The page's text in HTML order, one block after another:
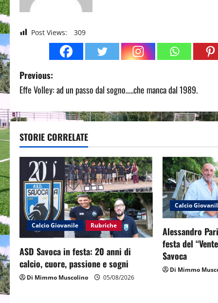
Post Views: 309
P
o
s
t
n
a
v
g
a
t
Previous:
Effe Volley: ad un passo dal sogno…..che manca dal 1989.
STORIE CORRELATE
Calcio Giovanile Rubriche
ASD Savoca in festa: 20 anni di
calcio, cuore, passione e sogni
Di Mimmo Muscolino 05/08/2026
Calcio
Alessandro
festa del
Savoca
Di Mimmo